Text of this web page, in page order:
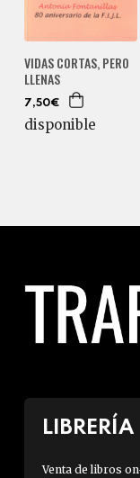
VIDAS CORTAS, PERO
LLENAS
7,50€
disponible
LIBRERÍA
Venta de libros